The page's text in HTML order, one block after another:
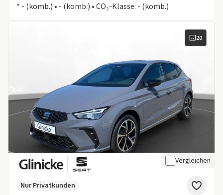
* - (komb.) • - (komb.) • CO₂-Klasse: - (komb.)
20
Vergleichen
Nur Privatkunden